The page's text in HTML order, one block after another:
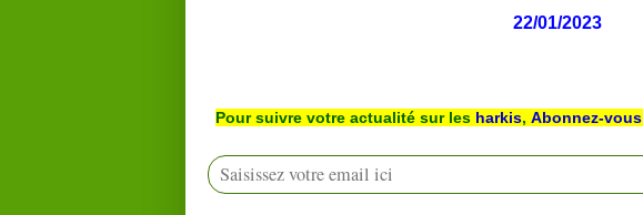
22/01/2023
Pour suivre votre actualité sur les harkis, Abonnez-vous